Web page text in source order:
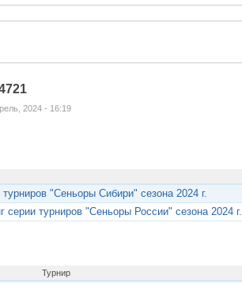
2024 - 16:19
турниров "Сеньоры Сибири" сезона 2024 г.
серии турниров "Сеньоры России" сезона 2024 г.
Турнир